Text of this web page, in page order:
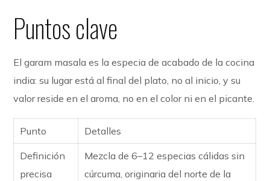
Puntos clave
El garam masala es la especia de acabado de la cocina
india: su lugar está al final del plato, no al inicio, y su
valor reside en el aroma, no en el color ni en el picante.
Punto Detalles
Definición
precisa
Mezcla de 6–12 especias cálidas sin
cúrcuma, originaria del norte de la